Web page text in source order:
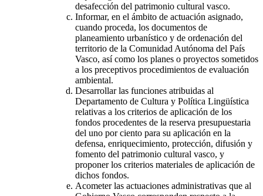
desafección del patrimonio cultural vasco.
Informar, en el ámbito de actuación asignado,
cuando proceda, los documentos de
planeamiento urbanístico y de ordenación del
territorio de la Comunidad Autónoma del País
Vasco, así como los planes o proyectos sometidos
a los preceptivos procedimientos de evaluación
ambiental.
Desarrollar las funciones atribuidas al
Departamento de Cultura y Política Lingüística
relativas a los criterios de aplicación de los
fondos procedentes de la reserva presupuestaria
del uno por ciento para su aplicación en la
defensa, enriquecimiento, protección, difusión y
fomento del patrimonio cultural vasco, y
proponer los criterios materiales de aplicación de
dichos fondos.
Acometer las actuaciones administrativas que al